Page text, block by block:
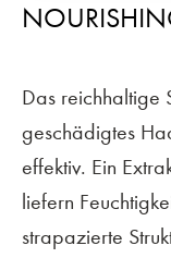
Das reichhaltige
geschädigtes
effektiv. Ein
liefern
strapazierte